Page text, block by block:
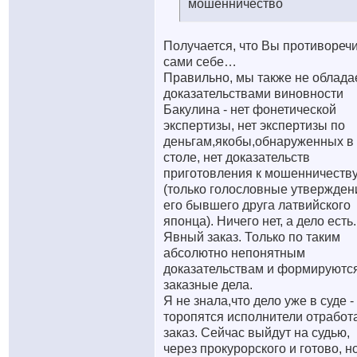
мошенничество
Получается, что Вы
сами себе…
Правильно, мы также не
доказательствами виновности
Бакулина - нет фонетической
экспертизы, нет экспертизы по
деньгам,якобы,обнаруженных в
столе, нет доказательств
приготовления к
(только голословные
его бывшего друга латвийского
японца). Ничего нет, а дело есть.
Явный заказ. Только по таким
абсолютно непонятным
доказательствам и
заказные дела.
Я не знала,что дело уже в суде -
торопятся исполнители
заказ. Сейчас выйдут на судью,
через прокурорского и готово,